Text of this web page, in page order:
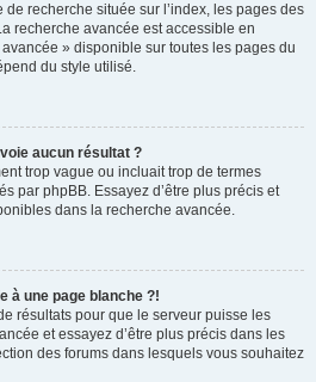
recherche située sur l’index, les pages des
recherche avancée est accessible en
» disponible sur toutes les pages du
du style utilisé.
aucun résultat ?
trop vague ou incluait trop de termes
par phpBB. Essayez d’être plus précis et
dans la recherche avancée.
à une page blanche ?!
résultats pour que le serveur puisse les
et essayez d’être plus précis dans les
des forums dans lesquels vous souhaitez